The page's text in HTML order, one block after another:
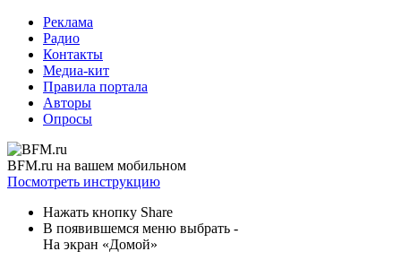
Реклама
Радио
Контакты
Медиа-кит
Правила портала
Авторы
Опросы
BFM.ru на вашем мобильном
Посмотреть инструкцию
Нажать кнопку Share
В появившемся меню выбрать -
На экран «Домой»